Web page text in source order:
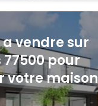
vendre sur
77500 pour
votre maison